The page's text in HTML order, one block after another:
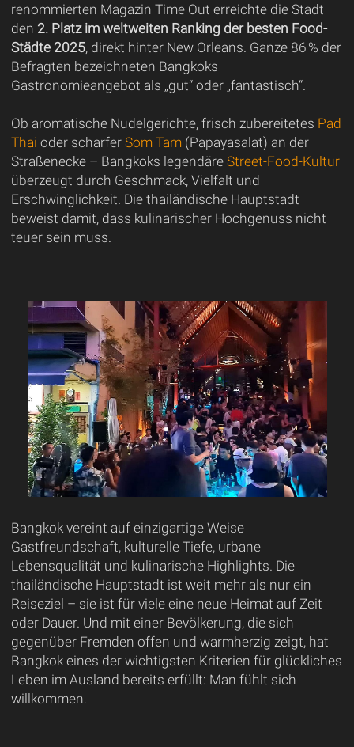
renommierten Magazin Time Out erreichte die Stadt
den 2. Platz im weltweiten Ranking der besten Food-
Städte 2025, direkt hinter New Orleans. Ganze 86 % der
Befragten bezeichneten Bangkoks
Gastronomieangebot als „gut“ oder „fantastisch“.
Ob aromatische Nudelgerichte, frisch zubereitetes Pad
Thai oder scharfer Som Tam(Papayasalat) an der
Straßenecke – Bangkoks legendäre Street-Food-Kultur
überzeugt durch Geschmack, Vielfalt und
Erschwinglichkeit. Die thailändische Hauptstadt
beweist damit, dass kulinarischer Hochgenuss nicht
teuer sein muss.
Bangkok vereint auf einzigartige Weise
Gastfreundschaft, kulturelle Tiefe, urbane
Lebensqualität und kulinarische Highlights. Die
thailändische Hauptstadt ist weit mehr als nur ein
Reiseziel – sie ist für viele eine neue Heimat auf Zeit
oder Dauer. Und mit einer Bevölkerung, die sich
gegenüber Fremden offen und warmherzig zeigt, hat
Bangkok eines der wichtigsten Kriterien für glückliches
Leben im Ausland bereits erfüllt: Man fühlt sich
willkommen.